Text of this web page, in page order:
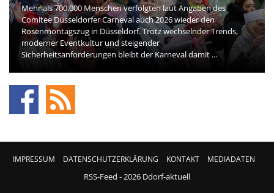
Mehr als 700.000 Menschen verfolgten laut Angaben des
Comitee Düsseldorfer Carneval auch 2026 wieder den
Rosenmontagszug in Düsseldorf. Trotz wechselnder Trends,
moderner Eventkultur und steigender
Sicherheitsanforderungen bleibt der Karneval damit ...
IMPRESSUM DATENSCHUTZERKLÄRUNG KONTAKT MEDIADATEN
RSS-Feed - 2026 Ddorf-aktuell